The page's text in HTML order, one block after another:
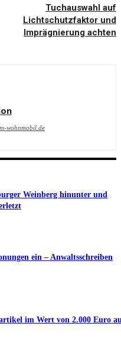
Tuchauswahl auf
Lichtschutzfaktor und
Imprägnierung achten
wohnmobil.de
Weinberg hinunter und
ein – Anwaltsschreiben
im Wert von 2.000 Euro